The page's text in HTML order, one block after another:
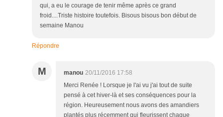
qui, a eu le courage de tenir même après ce grand
froid....Triste histoire toutefois. Bisous bisous bon début de
semaine Manou
Répondre
M manou 20/11/2016 17:58
Merci Renée ! Lorsque je l'ai vu j'ai tout de suite
pensé à cet hiver-là et ses conséquences pour la
région. Heureusement nous avons des amandiers
plantés plus récemment qui fleurissent chaque